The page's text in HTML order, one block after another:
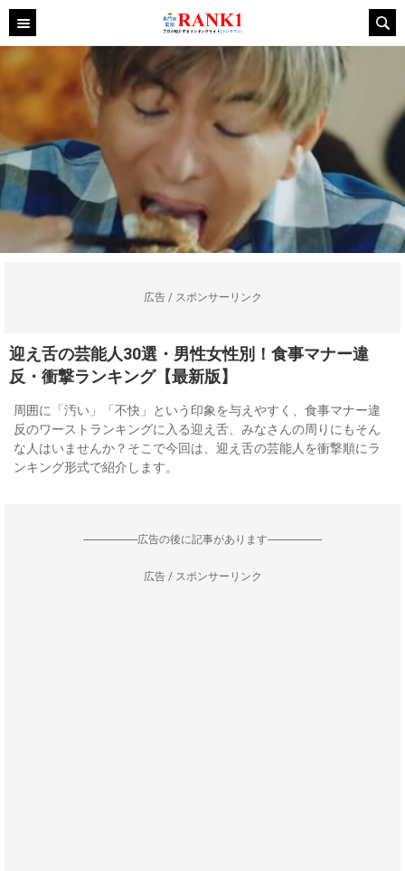
広告 / スポンサーリンク
迎え舌の芸能人30選・男性女性別！食事マナー違
反・衝撃ランキング【最新版】
周囲に「汚い」「不快」という印象を与えやすく、食事マナー違
反のワーストランキングに入る迎え舌、みなさんの周りにもそん
な人はいませんか？そこで今回は、迎え舌の芸能人を衝撃順にラ
ンキング形式で紹介します。
--------------------広告の後に記事があります--------------------
広告 / スポンサーリンク